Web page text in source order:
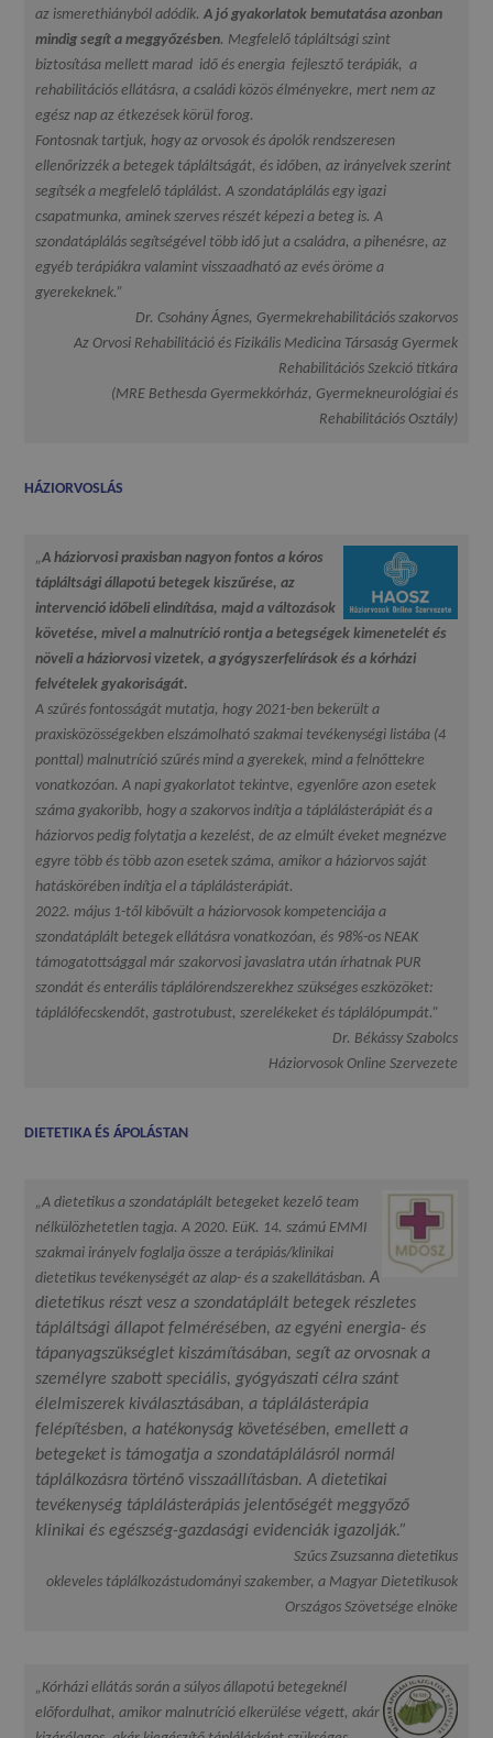
az ismerethiányból adódik.A jó gyakorlatok bemutatása azonban
mindig segít a meggyőzésben. Megfelelő tápláltsági szint
biztosítása mellett marad idő és energia fejlesztő terápiák, a
rehabilitációs ellátásra, a családi közös élményekre, mert nem az
egész nap az étkezések körül forog.
Fontosnak tartjuk, hogy az orvosok és ápolók rendszeresen
ellenőrizzék a betegek tápláltságát, és időben, az irányelvek szerint
segítsék a megfelelő táplálást. A szondatáplálás egy igazi
csapatmunka, aminek szerves részét képezi a beteg is. A
szondatáplálás segítségével több idő jut a családra, a pihenésre, az
egyéb terápiákra valamint visszaadható az evés öröme a
gyerekeknek.”
Dr. Csohány Ágnes, Gyermekrehabilitációs szakorvos
Az Orvosi Rehabilitáció és Fizikális Medicina Társaság Gyermek
Rehabilitációs Szekció titkára
(MRE Bethesda Gyermekkórház, Gyermekneurológiai és
Rehabilitációs Osztály)
HÁZIORVOSLÁS
„A háziorvosi praxisban nagyon fontos a kóros
tápláltsági állapotú betegek kiszűrése, az
intervenció időbeli elindítása, majd a változások
követése, mivel a malnutríció rontja a betegségek kimenetelét és
növeli a háziorvosi vizetek, a gyógyszerfelírások és a kórházi
felvételek gyakoriságát.
A szűrés fontosságát mutatja, hogy 2021-ben bekerült a
praxisközösségekben elszámolható szakmai tevékenységi listába (4
ponttal) malnutríció szűrés mind a gyerekek, mind a felnőttekre
vonatkozóan. A napi gyakorlatot tekintve, egyenlőre azon esetek
száma gyakoribb, hogy a szakorvos indítja a táplálásterápiát és a
háziorvos pedig folytatja a kezelést, de az elmúlt éveket megnézve
egyre több és több azon esetek száma, amikor a háziorvos saját
hatáskörében indítja el a táplálásterápiát.
2022. május 1-től kibővült a háziorvosok kompetenciája a
szondatáplált betegek ellátásra vonatkozóan, és 98%-os NEAK
támogatottsággal már szakorvosi javaslatra után írhatnak PUR
szondát és enterális táplálórendszerekhez szükséges eszközöket:
táplálófecskendőt, gastrotubust, szerelékeket és táplálópumpát.”
Dr. Békássy Szabolcs
Háziorvosok Online Szervezete
DIETETIKA ÉS ÁPOLÁSTAN
„A dietetikus a szondatáplált betegeket kezelő team
nélkülözhetetlen tagja. A 2020. EüK. 14. számú EMMI
szakmai irányelv foglalja össze a terápiás/klinikai
dietetikus tevékenységét az alap- és a szakellátásban.A
dietetikus részt vesz a szondatáplált betegek részletes
tápláltsági állapot felmérésében, az egyéni energia- és
tápanyagszükséglet kiszámításában, segít az orvosnak a
személyre szabott speciális, gyógyászati célra szánt
élelmiszerek kiválasztásában, a táplálásterápia
felépítésben, a hatékonyság követésében, emellett a
betegeket is támogatja a szondatáplálásról normál
táplálkozásra történő visszaállításban.A dietetikai
tevékenység táplálásterápiás jelentőségét meggyőző
klinikai és egészség-gazdasági evidenciák igazolják.”
Szűcs Zsuzsanna dietetikus
okleveles táplálkozástudományi szakember, a Magyar Dietetikusok
Országos Szövetsége elnöke
„Kórházi ellátás során a súlyos állapotú betegeknél
előfordulhat, amikor malnutríció elkerülése végett, akár